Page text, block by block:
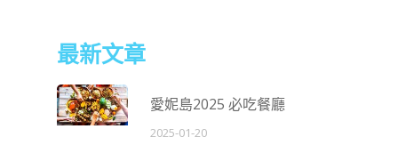
最新文章
愛妮島2025 必吃餐廳
2025-01-20